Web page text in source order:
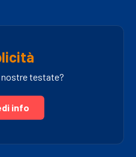
nostre testate?
info